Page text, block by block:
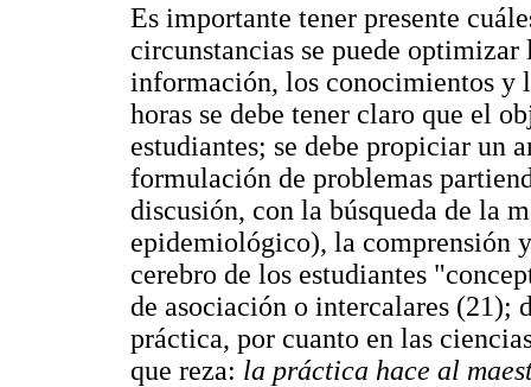
Es importante tener presente
circunstancias se puede
información, los conocimientos y
horas se debe tener claro que el
estudiantes; se debe propiciar un
formulación de problemas
discusión, con la búsqueda de la
epidemiológico), la comprensión
cerebro de los estudiantes
de asociación o intercalares (21);
práctica, por cuanto en las
que reza: la práctica hace al